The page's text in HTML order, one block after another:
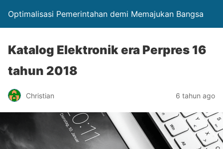
Optimalisasi Pemerintahan demi Memajukan Bangsa
Katalog Elektronik era Perpres 16
tahun 2018
Christian 6 tahun ago